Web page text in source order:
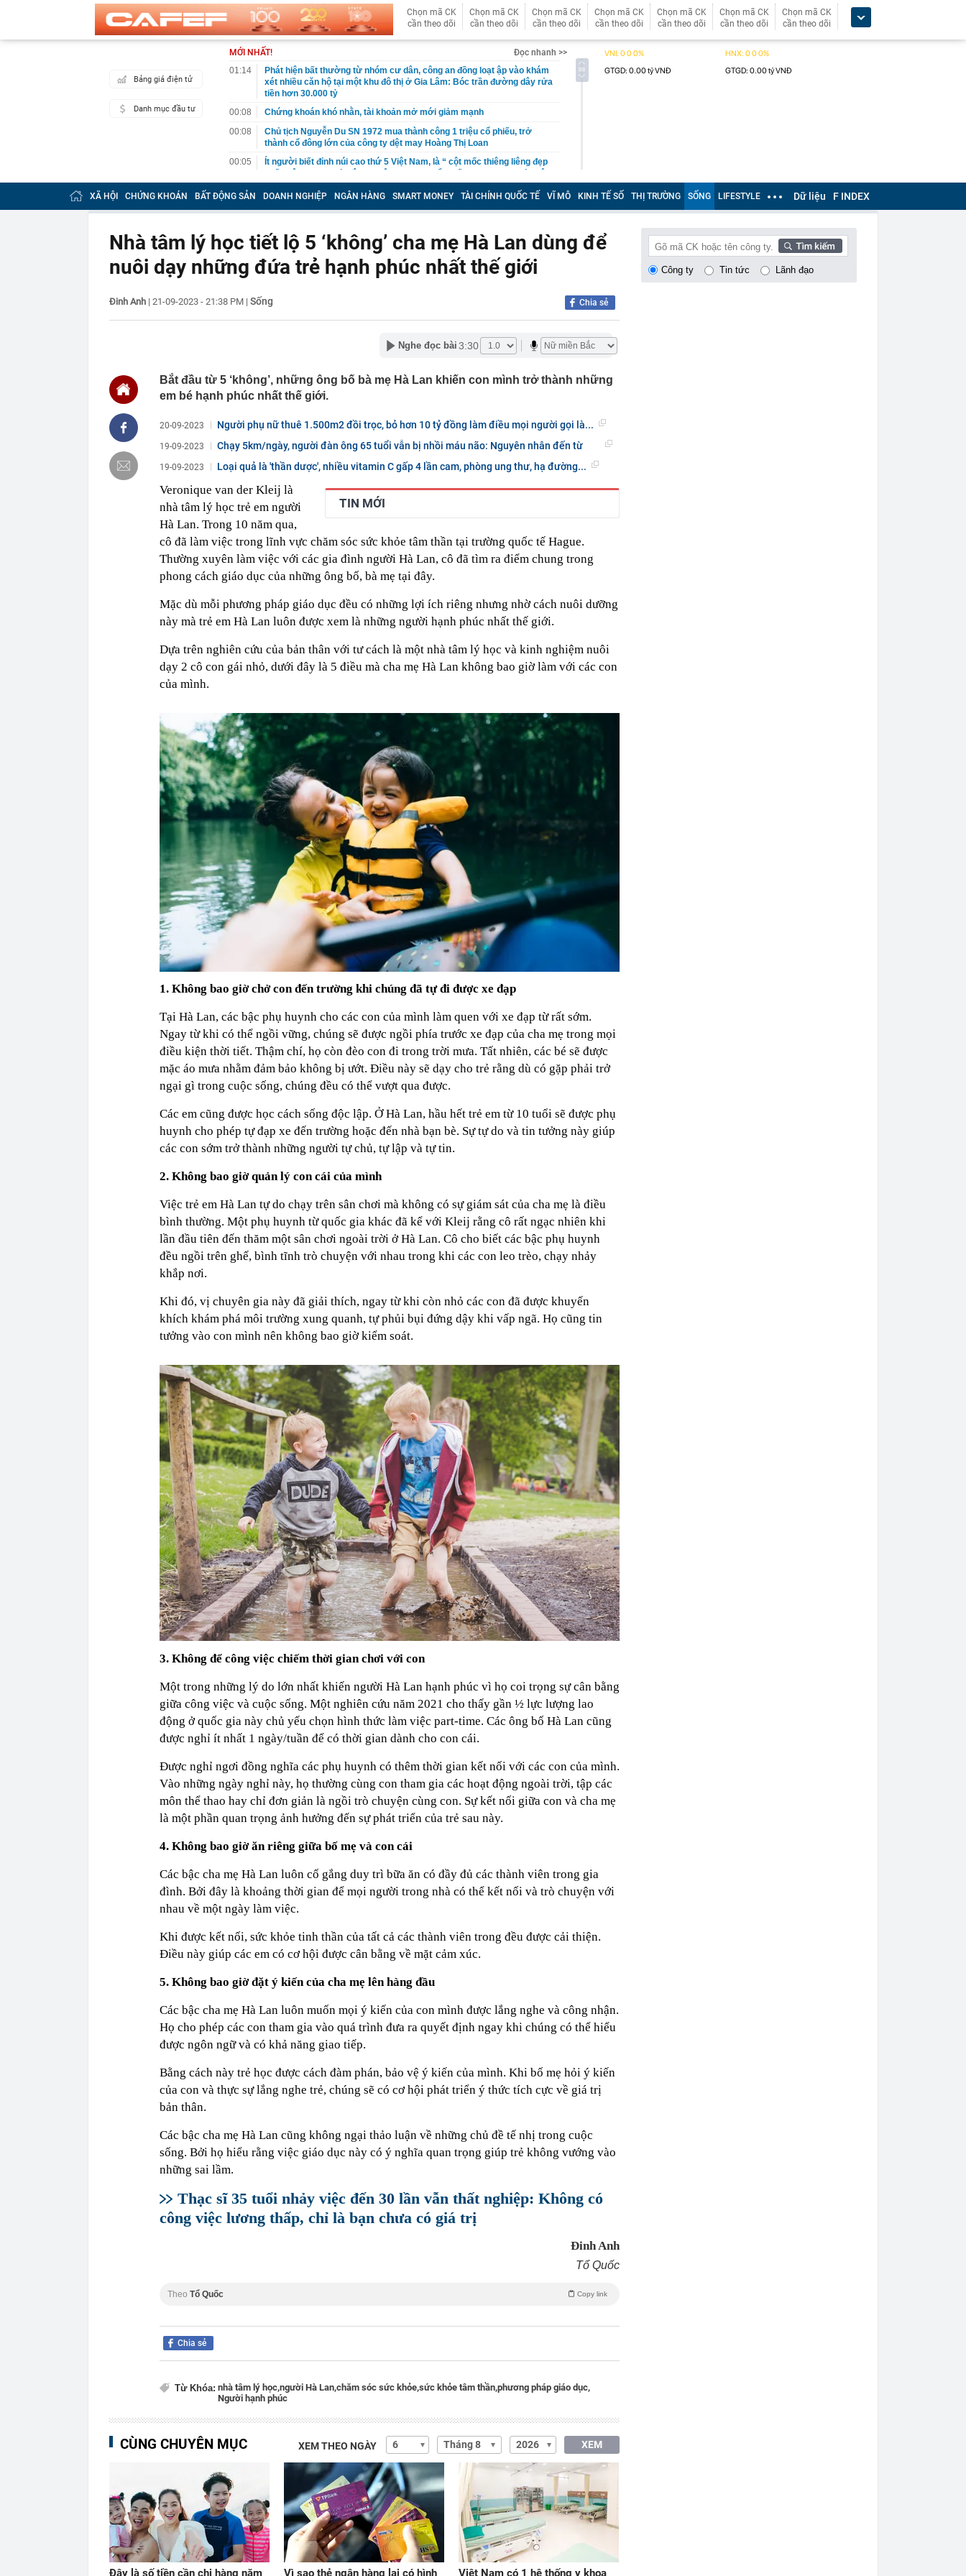
Chọn mã CK
cần theo dõi
Chọn mã CK
cần theo dõi
Chọn mã CK
cần theo dõi
Chọn mã CK
cần theo dõi
Chọn mã CK
cần theo dõi
Chọn mã CK
cần theo dõi
Chọn mã CK
cần theo dõi
Bảng giá điện tử
Danh mục đầu tư
MỚI NHẤT!
Đọc nhanh >>
01:14
Phát hiện bất thường từ nhóm cư dân, công an đồng loạt ập vào khám
xét nhiều căn hộ tại một khu đô thị ở Gia Lâm: Bóc trần đường dây rửa
tiền hơn 30.000 tỷ
00:08
Chứng khoán khó nhằn, tài khoản mở mới giảm mạnh
00:08
Chủ tịch Nguyễn Du SN 1972 mua thành công 1 triệu cổ phiếu, trở
thành cổ đông lớn của công ty dệt may Hoàng Thị Loan
00:05
Ít người biết đỉnh núi cao thứ 5 Việt Nam, là “ cột mốc thiêng liêng đẹp
trekking
Việt Nam có 1 hệ thống y khoa tư nhân sở hữu 14 bệnh viện, 2.900
giường bệnh, vừa được vinh danh "Hệ thống Y khoa tốt nhất Việt Nam
00:05
56 mã chứng khoán bị HoSE cắt margin trong tháng 8
00:03
Một doanh nghiệp Việt thu hơn 1 tỷ USD ở nước ngoài trong nửa đầu
năm 2026, lợi nhuận tăng hơn 120%
ngay trong tháng 8
Nắm trong tay Điện Máy Xanh, Bách Hóa Xanh, An Khang, vốn hóa
00:01
Khám xét ngôi nhà cổ, phát hiện 'kho báu' gồm 1.000 đồng tiền vàng và
5 thỏi vàng giấu trong nhiều ngăn bí mật - giá trị hơn 18 tỷ đồng
vượt Hàn Quốc và Nga, gấp gần 6 lần Ấn Độ
23:01
Người bán trái cây tiết lộ: Khách thường chọn quả to, người trong
23:00
Tiếp viên tàu cao tốc quỳ gối 1h an ủi khách: 7 năm sau ở khách sạn 5
sao nhiều hơn ở nhà, bay hạng thương gia
22:34
Cụ bà 70 tuổi có xương trẻ khỏe như phụ nữ 30, bác sĩ kinh ngạc khi
biết bí quyết
22:34
Ngôi nhà chứa đựng tâm huyết của NSND Tự Long
22:31
Giá vàng vượt 4.300 USD/ounce, chuyên gia dự báo đỉnh mới
Lời khuyên cho những người không rút điện ấm siêu tốc trước khi ngủ
XÃ HỘI CHỨNG KHOÁN BẤT ĐỘNG SẢN DOANH NGHIỆP NGÂN HÀNG SMART MONEY TÀI CHÍNH QUỐC TẾ VĨ MÔ KINH TẾ SỐ THỊ TRƯỜNG SỐNG LIFESTYLE Dữ liệu F INDEX
Nhà tâm lý học tiết lộ 5 ‘không’ cha mẹ Hà Lan dùng để
nuôi dạy những đứa trẻ hạnh phúc nhất thế giới
Đinh Anh | 21-09-2023 - 21:38 PM | Sống Chia sẻ
Nghe đọc bài 3:30
Bắt đầu từ 5 ‘không’, những ông bố bà mẹ Hà Lan khiến con mình trở thành những
em bé hạnh phúc nhất thế giới.
20-09-2023 Người phụ nữ thuê 1.500m2 đồi trọc, bỏ hơn 10 tỷ đồng làm điều mọi người gọi là...
19-09-2023
Chạy 5km/ngày, người đàn ông 65 tuổi vẫn bị nhồi máu não: Nguyên nhân đến từ
19-09-2023 Loại quả là 'thần dược', nhiều vitamin C gấp 4 lần cam, phòng ung thư, hạ đường...
TIN MỚI
Veronique van der Kleij là
nhà tâm lý học trẻ em người
Hà Lan. Trong 10 năm qua,
cô đã làm việc trong lĩnh vực chăm sóc sức khỏe tâm thần tại trường quốc tế Hague.
Thường xuyên làm việc với các gia đình người Hà Lan, cô đã tìm ra điểm chung trong
phong cách giáo dục của những ông bố, bà mẹ tại đây.
Mặc dù mỗi phương pháp giáo dục đều có những lợi ích riêng nhưng nhờ cách nuôi dưỡng
này mà trẻ em Hà Lan luôn được xem là những người hạnh phúc nhất thế giới.
Dựa trên nghiên cứu của bản thân với tư cách là một nhà tâm lý học và kinh nghiệm nuôi
dạy 2 cô con gái nhỏ, dưới đây là 5 điều mà cha mẹ Hà Lan không bao giờ làm với các con
của mình.
1. Không bao giờ chở con đến trường khi chúng đã tự đi được xe đạp
Tại Hà Lan, các bậc phụ huynh cho các con của mình làm quen với xe đạp từ rất sớm.
Ngay từ khi có thể ngồi vững, chúng sẽ được ngồi phía trước xe đạp của cha mẹ trong mọi
điều kiện thời tiết. Thậm chí, họ còn đèo con đi trong trời mưa. Tất nhiên, các bé sẽ được
mặc áo mưa nhằm đảm bảo không bị ướt. Điều này sẽ dạy cho trẻ rằng dù có gặp phải trở
ngại gì trong cuộc sống, chúng đều có thể vượt qua được.
Các em cũng được học cách sống độc lập. Ở Hà Lan, hầu hết trẻ em từ 10 tuổi sẽ được phụ
huynh cho phép tự đạp xe đến trường hoặc đến nhà bạn bè. Sự tự do và tin tưởng này giúp
các con sớm trở thành những người tự chủ, tự lập và tự tin.
2. Không bao giờ quản lý con cái của mình
Việc trẻ em Hà Lan tự do chạy trên sân chơi mà không có sự giám sát của cha mẹ là điều
bình thường. Một phụ huynh từ quốc gia khác đã kể với Kleij rằng cô rất ngạc nhiên khi
lần đầu tiên đến thăm một sân chơi ngoài trời ở Hà Lan. Cô cho biết các bậc phụ huynh
đều ngồi trên ghế, bình tĩnh trò chuyện với nhau trong khi các con leo trèo, chạy nhảy
khắp nơi.
Khi đó, vị chuyên gia này đã giải thích, ngay từ khi còn nhỏ các con đã được khuyến
khích khám phá môi trường xung quanh, tự phủi bụi đứng dậy khi vấp ngã. Họ cũng tin
tưởng vào con mình nên không bao giờ kiểm soát.
3. Không để công việc chiếm thời gian chơi với con
Một trong những lý do lớn nhất khiến người Hà Lan hạnh phúc vì họ coi trọng sự cân bằng
giữa công việc và cuộc sống. Một nghiên cứu năm 2021 cho thấy gần ½ lực lượng lao
động ở quốc gia này chủ yếu chọn hình thức làm việc part-time. Các ông bố Hà Lan cũng
được nghỉ ít nhất 1 ngày/tuần để có thời gian dành cho con cái.
Được nghỉ ngơi đồng nghĩa các phụ huynh có thêm thời gian kết nối với các con của mình.
Vào những ngày nghỉ này, họ thường cùng con tham gia các hoạt động ngoài trời, tập các
môn thể thao hay chỉ đơn giản là ngồi trò chuyện cùng con. Sự kết nối giữa con và cha mẹ
là một phần quan trọng ảnh hưởng đến sự phát triển của trẻ sau này.
4. Không bao giờ ăn riêng giữa bố mẹ và con cái
Các bậc cha mẹ Hà Lan luôn cố gắng duy trì bữa ăn có đầy đủ các thành viên trong gia
đình. Bởi đây là khoảng thời gian để mọi người trong nhà có thể kết nối và trò chuyện với
nhau về một ngày làm việc.
Khi được kết nối, sức khỏe tinh thần của tất cả các thành viên trong đều được cải thiện.
Điều này giúp các em có cơ hội được cân bằng về mặt cảm xúc.
5. Không bao giờ đặt ý kiến của cha mẹ lên hàng đầu
Các bậc cha mẹ Hà Lan luôn muốn mọi ý kiến của con mình được lắng nghe và công nhận.
Họ cho phép các con tham gia vào quá trình đưa ra quyết định ngay khi chúng có thể hiểu
được ngôn ngữ và có khả năng giao tiếp.
Bằng cách này trẻ học được cách đàm phán, bảo vệ ý kiến của mình. Khi bố mẹ hỏi ý kiến
của con và thực sự lắng nghe trẻ, chúng sẽ có cơ hội phát triển ý thức tích cực về giá trị
bản thân.
Các bậc cha mẹ Hà Lan cũng không ngại thảo luận về những chủ đề tế nhị trong cuộc
sống. Bởi họ hiểu rằng việc giáo dục này có ý nghĩa quan trọng giúp trẻ không vướng vào
những sai lầm.
Thạc sĩ 35 tuổi nhảy việc đến 30 lần vẫn thất nghiệp: Không có
công việc lương thấp, chỉ là bạn chưa có giá trị
Đinh Anh
Tổ Quốc
Theo Tổ Quốc Copy link
Chia sẻ
Từ Khóa: nhà tâm lý học,người Hà Lan,chăm sóc sức khỏe,sức khỏe tâm thần,phương pháp giáo dục,
Người hạnh phúc
CÙNG CHUYÊN MỤC XEM THEO NGÀY XEM
Đây là số tiền cần chi hàng năm Vì sao thẻ ngân hàng lại có hình Việt Nam có 1 hệ thống y khoa
Công ty Tin tức Lãnh đạo